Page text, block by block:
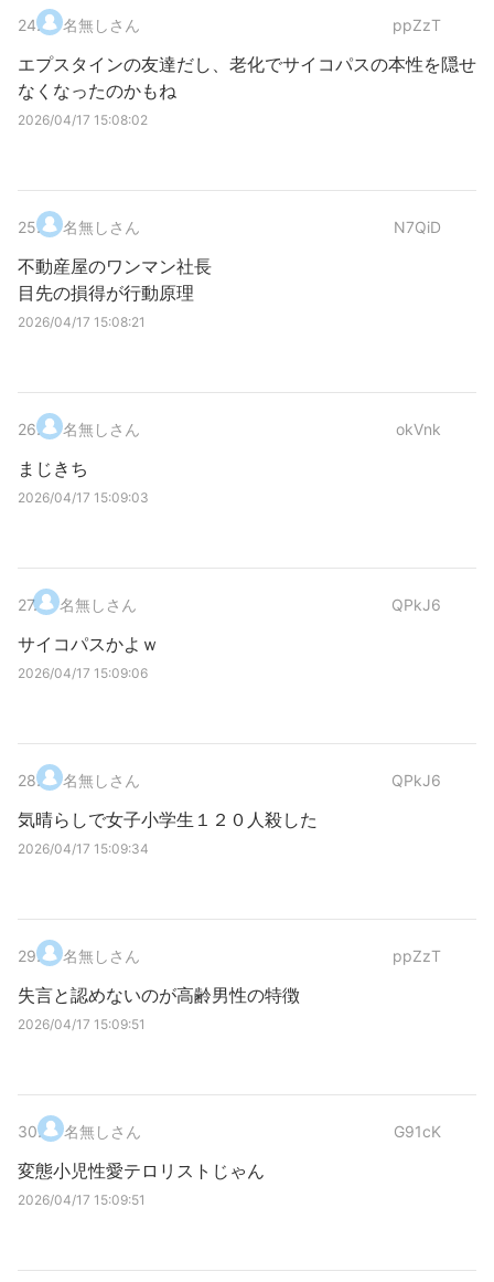
24. 名無しさん ppZzT
エプスタインの友達だし、老化でサイコパスの本性を隠せ
なくなったのかもね
2026/04/17 15:08:02
25. 名無しさん N7QiD
不動産屋のワンマン社長
目先の損得が行動原理
2026/04/17 15:08:21
26. 名無しさん okVnk
まじきち
2026/04/17 15:09:03
27. 名無しさん QPkJ6
サイコパスかよｗ
2026/04/17 15:09:06
28. 名無しさん QPkJ6
気晴らしで女子小学生１２０人殺した
2026/04/17 15:09:34
29. 名無しさん ppZzT
失言と認めないのが高齢男性の特徴
2026/04/17 15:09:51
30. 名無しさん G91cK
変態小児性愛テロリストじゃん
2026/04/17 15:09:51